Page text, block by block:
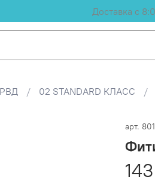
Доставка с
02 STANDARD КЛАСС
арт.